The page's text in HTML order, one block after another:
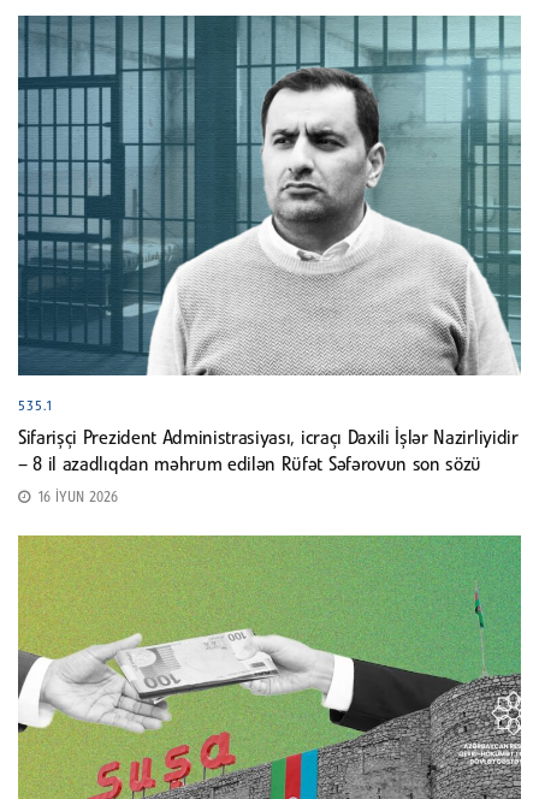
535.1
Sifarişçi Prezident Administrasiyası, icraçı Daxili İşlər Nazirliyidir
– 8 il azadlıqdan məhrum edilən Rüfət Səfərovun son sözü
16 İYUN 2026